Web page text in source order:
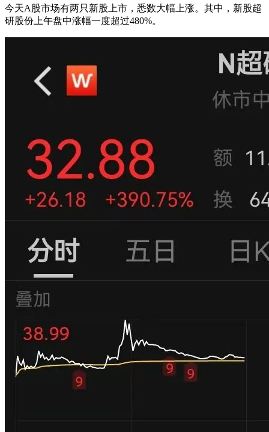
今天A股市场有两只新股上市，悉数大幅上涨。其中，新股超
研股份上午盘中涨幅一度超过480%。